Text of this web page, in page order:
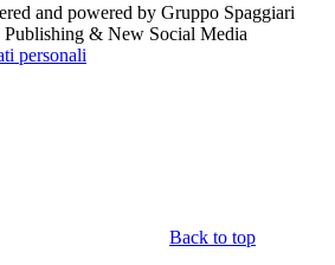
and powered by Gruppo Spaggiari
& New Social Media
personali
Back to top